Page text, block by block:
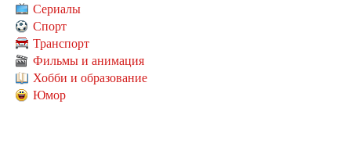
Сериалы
Спорт
Транспорт
Фильмы и анимация
Хобби и образование
Юмор